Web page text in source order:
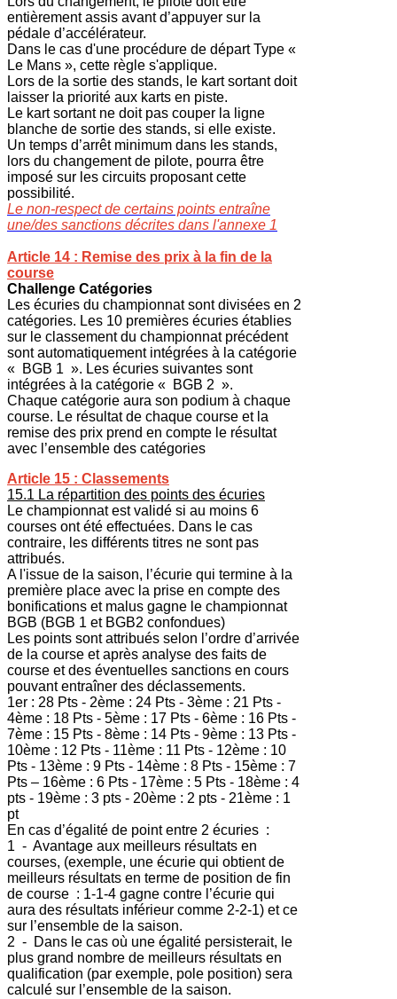
entièrement assis avant d’appuyer sur la
pédale d’accélérateur.
Dans le cas d'une procédure de départ Type «
Le Mans », cette règle s'applique.
Lors de la sortie des stands, le kart sortant doit
laisser la priorité aux karts en piste.
Le kart sortant ne doit pas couper la ligne
blanche de sortie des stands, si elle existe.
Un temps d’arrêt minimum dans les stands,
lors du changement de pilote, pourra être
imposé sur les circuits proposant cette
possibilité.
Le non-respect de certains points entraîne
une/des sanctions décrites dans l'annexe 1
Article 14 : Remise des prix à la fin de la
course
Challenge Catégories
Les écuries du championnat sont divisées en 2
catégories. Les 10 premières écuries établies
sur le classement du championnat précédent
sont automatiquement intégrées à la catégorie
« BGB 1 ». Les écuries suivantes sont
intégrées à la catégorie « BGB 2 ».
Chaque catégorie aura son podium à chaque
course. Le résultat de chaque course et la
remise des prix prend en compte le résultat
avec l’ensemble des catégories
Article 15 : Classements
15.1 La répartition des points des écuries
Le championnat est validé si au moins 6
courses ont été effectuées. Dans le cas
contraire, les différents titres ne sont pas
attribués.
A l'issue de la saison, l’écurie qui termine à la
première place avec la prise en compte des
bonifications et malus gagne le championnat
BGB (BGB 1 et BGB2 confondues)
Les points sont attribués selon l’ordre d’arrivée
de la course et après analyse des faits de
course et des éventuelles sanctions en cours
pouvant entraîner des déclassements.
1er : 28 Pts - 2ème : 24 Pts - 3ème : 21 Pts -
4ème : 18 Pts - 5ème : 17 Pts - 6ème : 16 Pts -
7ème : 15 Pts - 8ème : 14 Pts - 9ème : 13 Pts -
10ème : 12 Pts - 11ème : 11 Pts - 12ème : 10
Pts - 13ème : 9 Pts - 14ème : 8 Pts - 15ème : 7
Pts – 16ème : 6 Pts - 17ème : 5 Pts - 18ème : 4
pts - 19ème : 3 pts - 20ème : 2 pts - 21ème : 1
pt
En cas d’égalité de point entre 2 écuries :
1 - Avantage aux meilleurs résultats en
courses, (exemple, une écurie qui obtient de
meilleurs résultats en terme de position de fin
de course : 1-1-4 gagne contre l’écurie qui
aura des résultats inférieur comme 2-2-1) et ce
sur l’ensemble de la saison.
2 - Dans le cas où une égalité persisterait, le
plus grand nombre de meilleurs résultats en
qualification (par exemple, pole position) sera
calculé sur l’ensemble de la saison.